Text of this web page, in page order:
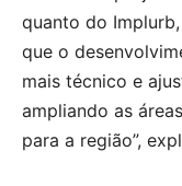
quanto do
que o
mais técnico e
ampliando as
para a região”,